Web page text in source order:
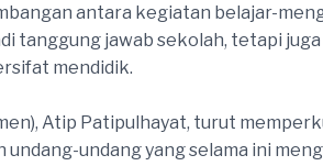
antara kegiatan belajar-
tanggung jawab sekolah, tetapi
mendidik.
Atip Patipulhayat, turut
undang yang selama ini